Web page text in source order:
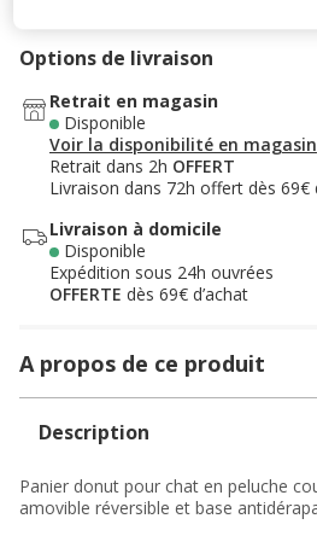
Options de livraison
Retrait en magasin
Disponible
Voir la disponibilité en magasin
Retrait dans 2h OFFERT
Livraison dans 72h offert dès 69€
Livraison à domicile
Disponible
Expédition sous 24h ouvrées
OFFERTE dès 69€ d’achat
A propos de ce produit
Description
Panier donut pour chat en peluche
amovible réversible et base